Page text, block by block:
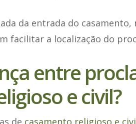
da entrada do
facilitar a localização do
entre
e civil?
de casamento religioso e